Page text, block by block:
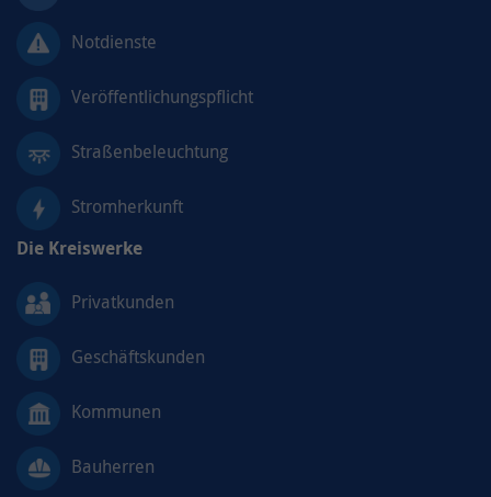
Notdienste
Veröffentlichungspflicht
Straßenbeleuchtung
Stromherkunft
Die Kreiswerke
Privatkunden
Geschäftskunden
Kommunen
Bauherren